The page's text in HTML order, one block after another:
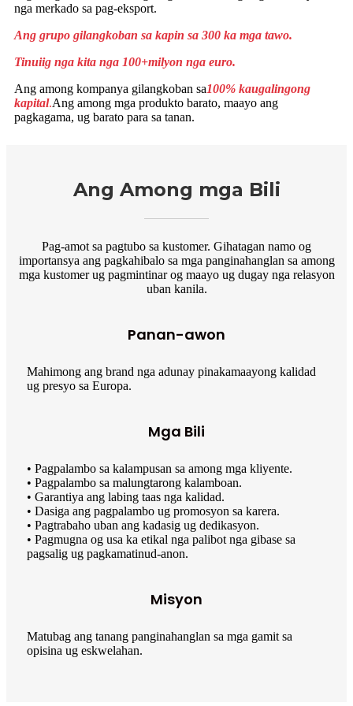
nga merkado sa pag-eksport.
Ang grupo gilangkoban sa kapin sa 300 ka mga tawo.
Tinuiig nga kita nga 100+milyon nga euro.
Ang among kompanya gilangkoban sa100% kaugalingong
kapital.Ang among mga produkto barato, maayo ang
pagkagama, ug barato para sa tanan.
Ang Among mga Bili
Pag-amot sa pagtubo sa kustomer. Gihatagan namo og
importansya ang pagkahibalo sa mga panginahanglan sa among
mga kustomer ug pagmintinar og maayo ug dugay nga relasyon
uban kanila.
Panan-awon
Mahimong ang brand nga adunay pinakamaayong kalidad
ug presyo sa Europa.
Mga Bili
• Pagpalambo sa kalampusan sa among mga kliyente.
• Pagpalambo sa malungtarong kalamboan.
• Garantiya ang labing taas nga kalidad.
• Dasiga ang pagpalambo ug promosyon sa karera.
• Pagtrabaho uban ang kadasig ug dedikasyon.
• Pagmugna og usa ka etikal nga palibot nga gibase sa
pagsalig ug pagkamatinud-anon.
Misyon
Matubag ang tanang panginahanglan sa mga gamit sa
opisina ug eskwelahan.